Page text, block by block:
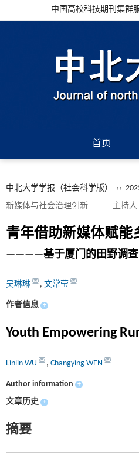
中国高校科技期刊集群
首页
中北大学学报（社会科学版） ››
新媒体与社会治理创新 主持
青年借助新媒体赋能
————基于厦门的田野调查
吴琳琳 , 文常莹
作者信息 +
Youth Empowering
Linlin WU , Changying WEN
Author information +
文章历史 +
摘要